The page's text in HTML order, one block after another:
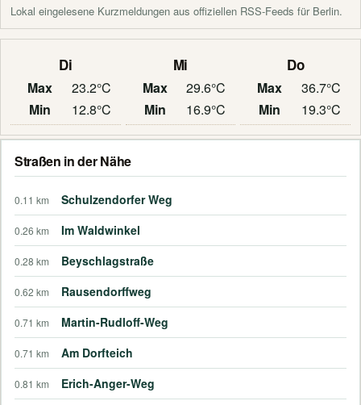
Lokal eingelesene Kurzmeldungen aus offiziellen RSS-Feeds für Berlin.
Di
Max
23.2°C
Min
12.8°C
Mi
Max
29.6°C
Min
16.9°C
Do
Max
36.7°C
Min
19.3°C
Straßen in der Nähe
0.11 km Schulzendorfer Weg
0.26 km Im Waldwinkel
0.28 km Beyschlagstraße
0.62 km Rausendorffweg
0.71 km Martin-Rudloff-Weg
0.71 km Am Dorfteich
0.81 km Erich-Anger-Weg